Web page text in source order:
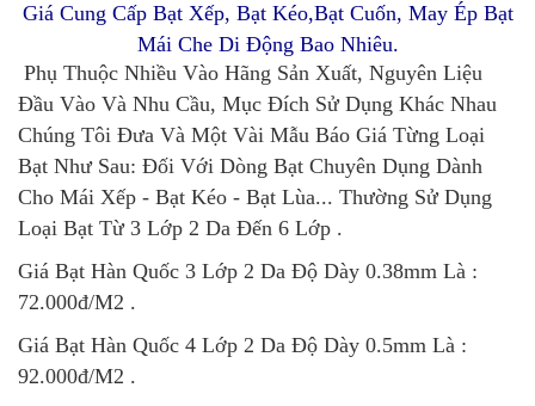
Giá Cung Cấp Bạt Xếp, Bạt Kéo,Bạt Cuốn, May Ép Bạt
Mái Che Di Động Bao Nhiêu.
Phụ Thuộc Nhiều Vào Hãng Sản Xuất, Nguyên Liệu
Đầu Vào Và Nhu Cầu, Mục Đích Sử Dụng Khác Nhau
Chúng Tôi Đưa Và Một Vài Mẫu Báo Giá Từng Loại
Bạt Như Sau: Đối Với Dòng Bạt Chuyên Dụng Dành
Cho Mái Xếp - Bạt Kéo - Bạt Lùa... Thường Sử Dụng
Loại Bạt Từ 3 Lớp 2 Da Đến 6 Lớp .
Giá Bạt Hàn Quốc 3 Lớp 2 Da Độ Dày 0.38mm Là :
72.000đ/M2 .
Giá Bạt Hàn Quốc 4 Lớp 2 Da Độ Dày 0.5mm Là :
92.000đ/M2 .